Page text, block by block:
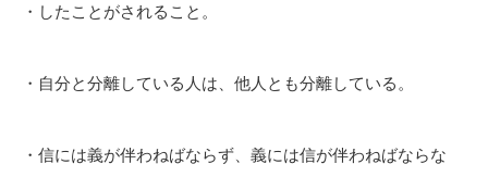
・したことがされること。
・自分と分離している人は、他人とも分離している。
・信には義が伴わねばならず、義には信が伴わねばならな